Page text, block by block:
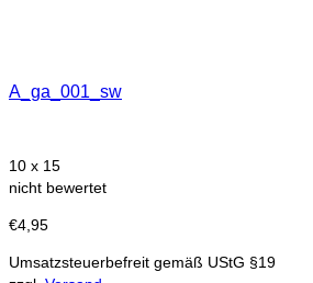
A_ga_001_sw
10 x 15
nicht bewertet
€4,95
Umsatzsteuerbefreit gemäß UStG §19